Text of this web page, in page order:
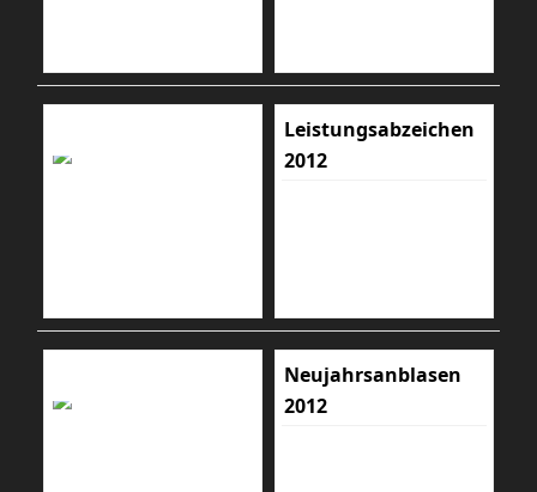
Leistungsabzeichen
2012
Neujahrsanblasen
2012